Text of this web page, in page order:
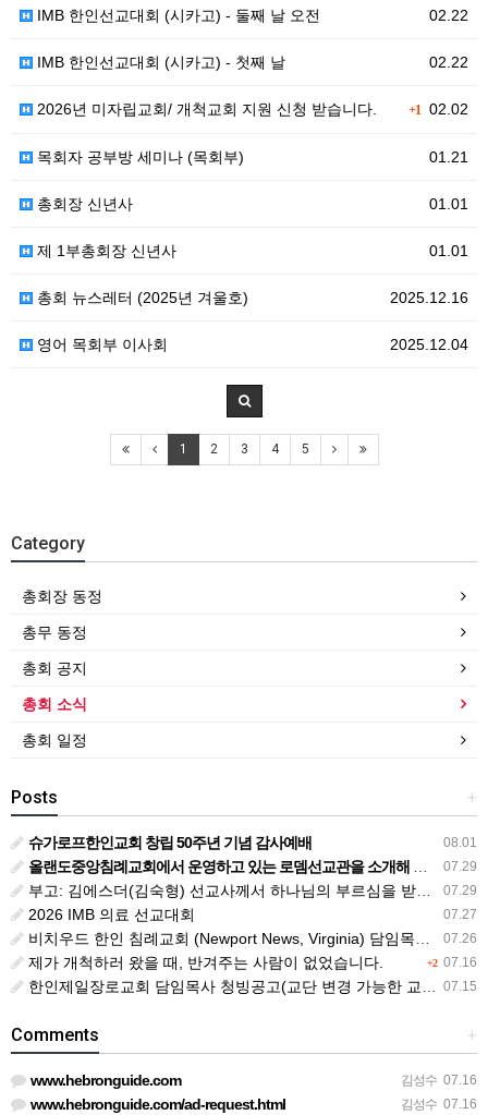
02.22
IMB 한인선교대회 (시카고) - 둘째 날 오전
02.22
IMB 한인선교대회 (시카고) - 첫째 날
+1 02.02
2026년 미자립교회/ 개척교회 지원 신청 받습니다.
01.21
목회자 공부방 세미나 (목회부)
01.01
총회장 신년사
01.01
제 1부총회장 신년사
2025.12.16
총회 뉴스레터 (2025년 겨울호)
2025.12.04
영어 목회부 이사회
1 2 3 4 5
Category
총회장 동정
총무 동정
총회 공지
총회 소식
총회 일정
+
Posts
08.01
슈가로프한인교회 창립 50주년 기념 감사예배
07.29
올랜도중앙침례교회에서 운영하고 있는 로뎀선교관을 소개해 드립니다
07.29
부고: 김에스더(김숙형) 선교사께서 하나님의 부르심을 받았습니다.
07.27
2026 IMB 의료 선교대회
07.26
비치우드 한인 침례교회 (Newport News, Virginia) 담임목사 청빙
+2 07.16
제가 개척하러 왔을 때, 반겨주는 사람이 없었습니다.
07.15
한인제일장로교회 담임목사 청빙공고(교단 변경 가능한 교회)
+
Comments
김성수 07.16
www.hebronguide.com
김성수 07.16
www.hebronguide.com/ad-request.html